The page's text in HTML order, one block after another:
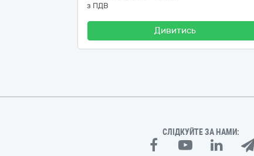
з ПДВ
Дивитись
СЛІДКУЙТЕ ЗА НАМИ: